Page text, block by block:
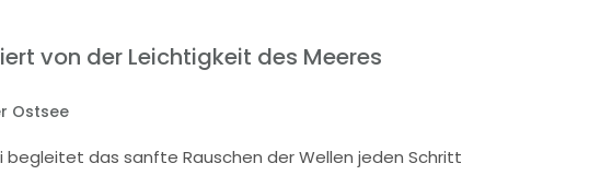
von der Leichtigkeit des Meeres
Ostsee
begleitet das sanfte Rauschen der Wellen jeden Schritt